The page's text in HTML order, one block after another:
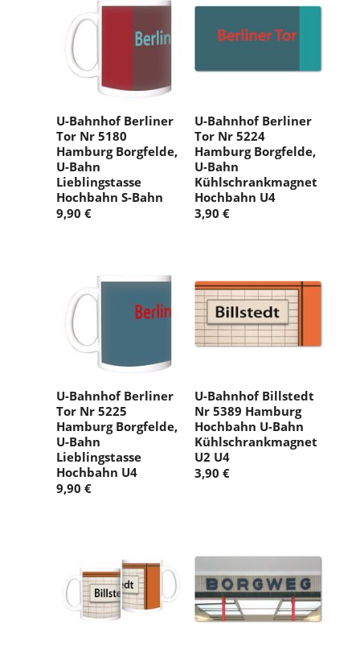
U-Bahnhof Berliner
Tor Nr 5180
Hamburg Borgfelde,
U-Bahn
Lieblingstasse
Hochbahn S-Bahn
9,90 €
U-Bahnhof Berliner
Tor Nr 5224
Hamburg Borgfelde,
U-Bahn
Kühlschrankmagnet
Hochbahn U4
3,90 €
U-Bahnhof Berliner
Tor Nr 5225
Hamburg Borgfelde,
U-Bahn
Lieblingstasse
Hochbahn U4
9,90 €
U-Bahnhof Billstedt
Nr 5389 Hamburg
Hochbahn U-Bahn
Kühlschrankmagnet
U2 U4
3,90 €